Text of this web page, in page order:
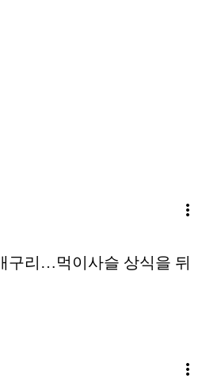
more_vert
구리…먹이사슬 상식을 뒤
more_vert